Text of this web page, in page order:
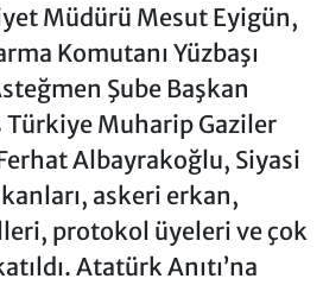
Müdürü Mesut Eyigün,
Komutanı Yüzbaşı
Şube Başkan
Türkiye Muharip Gaziler
Albayrakoğlu, Siyasi
askeri erkan,
protokol üyeleri ve çok
Atatürk Anıtı’na